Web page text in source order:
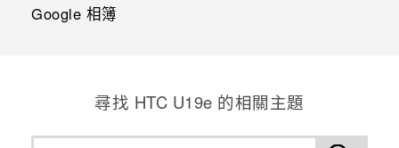
Google 相簿
尋找 HTC U19e 的相關主題